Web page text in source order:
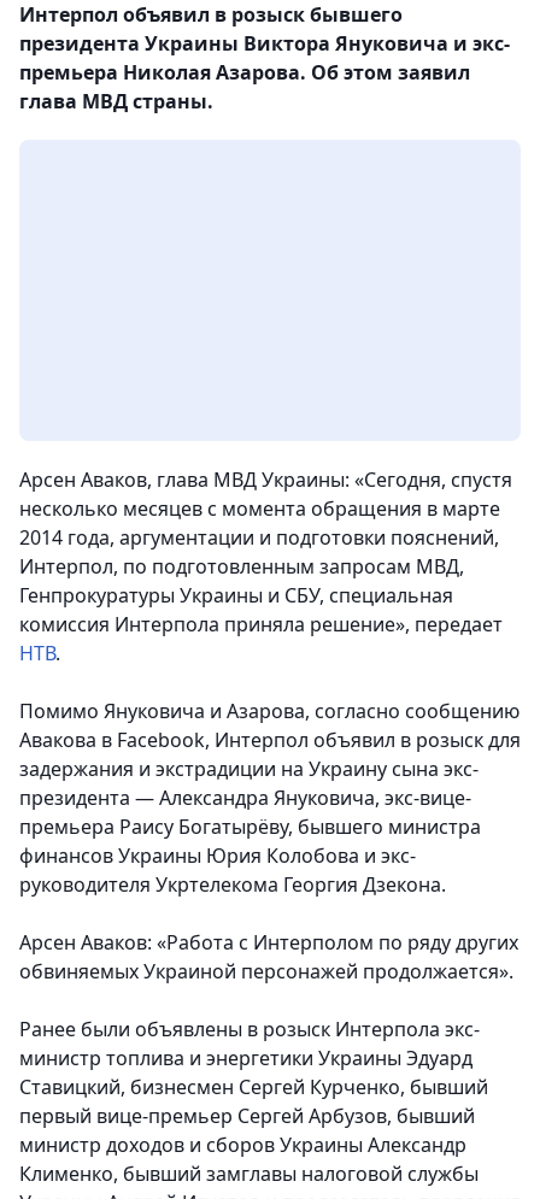
Интерпол объявил в розыск бывшего
президента Украины Виктора Януковича и экс-
премьера Николая Азарова. Об этом заявил
глава МВД страны.
Арсен Аваков, глава МВД Украины: «Сегодня, спустя
несколько месяцев с момента обращения в марте
2014 года, аргументации и подготовки пояснений,
Интерпол, по подготовленным запросам МВД,
Генпрокуратуры Украины и СБУ, специальная
комиссия Интерпола приняла решение», передает
НТВ.
Помимо Януковича и Азарова, согласно сообщению
Авакова в Facebook, Интерпол объявил в розыск для
задержания и экстрадиции на Украину сына экс-
президента — Александра Януковича, экс-вице-
премьера Раису Богатырёву, бывшего министра
финансов Украины Юрия Колобова и экс-
руководителя Укртелекома Георгия Дзекона.
Арсен Аваков: «Работа с Интерполом по ряду других
обвиняемых Украиной персонажей продолжается».
Ранее были объявлены в розыск Интерпола экс-
министр топлива и энергетики Украины Эдуард
Ставицкий, бизнесмен Сергей Курченко, бывший
первый вице-премьер Сергей Арбузов, бывший
министр доходов и сборов Украины Александр
Клименко, бывший замглавы налоговой службы